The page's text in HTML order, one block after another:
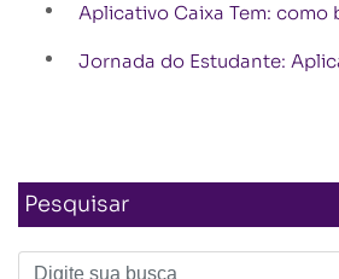
Aplicativo Caixa Tem: como
Jornada do Estudante:
Pesquisar